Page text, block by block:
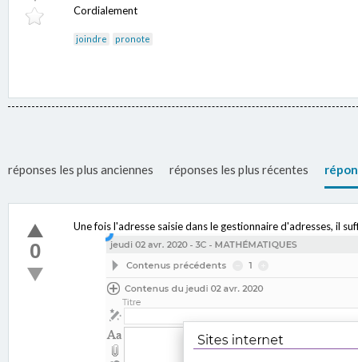
Cordialement
joindre pronote
réponses les plus anciennes réponses les plus récentes
0
Une fois l'adresse saisie dans le gestionnaire d'adresses, il